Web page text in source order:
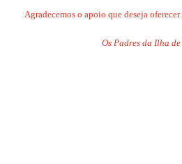
Agradecemos o apoio que deseja
Os Padres da Ilha